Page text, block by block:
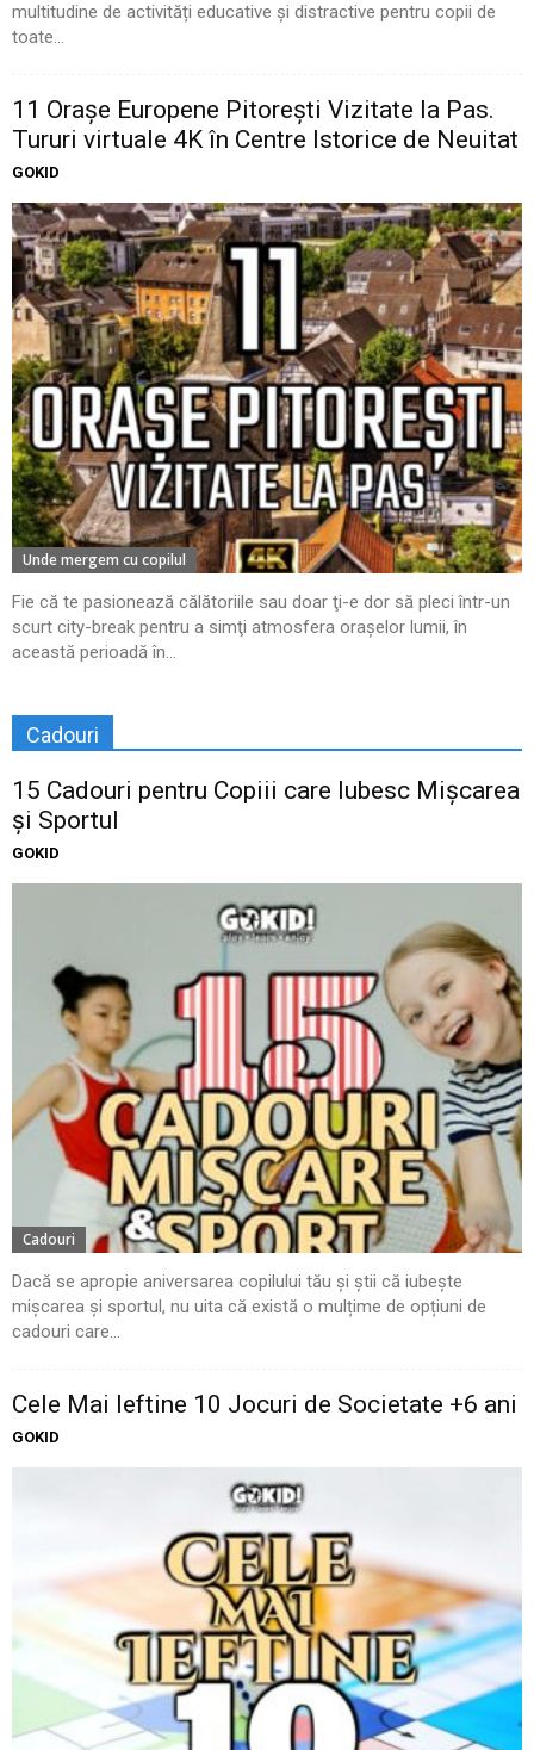
multitudine de activități educative și distractive pentru copii de
toate...
11 Oraşe Europene Pitoreşti Vizitate la Pas.
Tururi virtuale 4K în Centre Istorice de Neuitat
GOKID
Unde mergem cu copilul
Fie că te pasionează călătoriile sau doar ţi-e dor să pleci într-un
scurt city-break pentru a simţi atmosfera oraşelor lumii, în
această perioadă în...
Cadouri
15 Cadouri pentru Copiii care Iubesc Mișcarea
și Sportul
GOKID
Cadouri
Dacă se apropie aniversarea copilului tău și știi că iubește
mișcarea și sportul, nu uita că există o mulțime de opțiuni de
cadouri care...
Cele Mai Ieftine 10 Jocuri de Societate +6 ani
GOKID